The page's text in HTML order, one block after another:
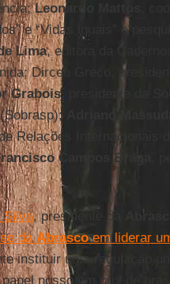
Leonardo
,
e “Vidas iguais” e
Lima, editora da
Dirceu Greco,
Grabois, presidente da
Relações Internacionais
Campos Braga
,
Silva, presidente da
daAbrascoem liderar
instituir uma regulação
nosso em prol de